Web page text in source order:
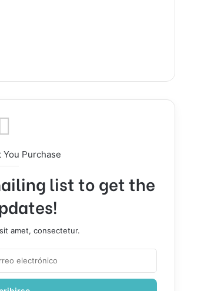
Purchase
list to get the
amet, consectetur.